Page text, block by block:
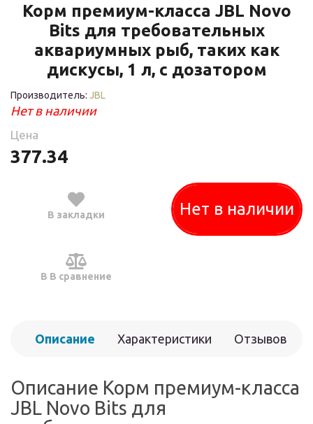
Корм премиум-класса JBL Novo
Bits для требовательных
аквариумных рыб, таких как
дискусы, 1 л, с дозатором
Производитель: JBL
Нет в наличии
Цена
377.34
В закладки
В В сравнение
Нет в наличии
Описание Характеристики Отзывов
Описание Корм премиум-класса
JBL Novo Bits для